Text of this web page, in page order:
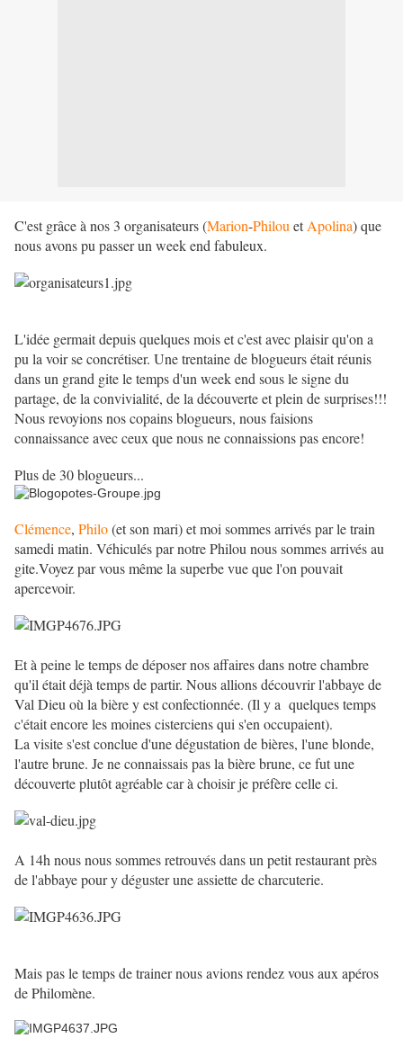
C'est grâce à nos 3 organisateurs (Marion-Philou etApolina) que
nous avons pu passer un week end fabuleux.
L'idée germait depuis quelques mois et c'est avec plaisir qu'on a
pu la voir se concrétiser. Une trentaine de blogueurs était réunis
dans un grand gite le temps d'un week end sous le signe du
partage, de la convivialité, de la découverte et plein de surprises!!!
Nous revoyions nos copains blogueurs, nous faisions
connaissance avec ceux que nous ne connaissions pas encore!
Plus de 30 blogueurs...
Clémence, Philo(et son mari) et moi sommes arrivés par le train
samedi matin. Véhiculés par notre Philou nous sommes arrivés au
gite.Voyez par vous même la superbe vue que l'on pouvait
apercevoir.
Et à peine le temps de déposer nos affaires dans notre chambre
qu'il était déjà temps de partir. Nous allions découvrir l'abbaye de
Val Dieu où la bière y est confectionnée. (Il y a quelques temps
c'était encore les moines cisterciens qui s'en occupaient).
La visite s'est conclue d'une dégustation de bières, l'une blonde,
l'autre brune. Je ne connaissais pas la bière brune, ce fut une
découverte plutôt agréable car à choisir je préfère celle ci.
A 14h nous nous sommes retrouvés dans un petit restaurant près
de l'abbaye pour y déguster une assiette de charcuterie.
Mais pas le temps de trainer nous avions rendez vous aux apéros
de Philomène.